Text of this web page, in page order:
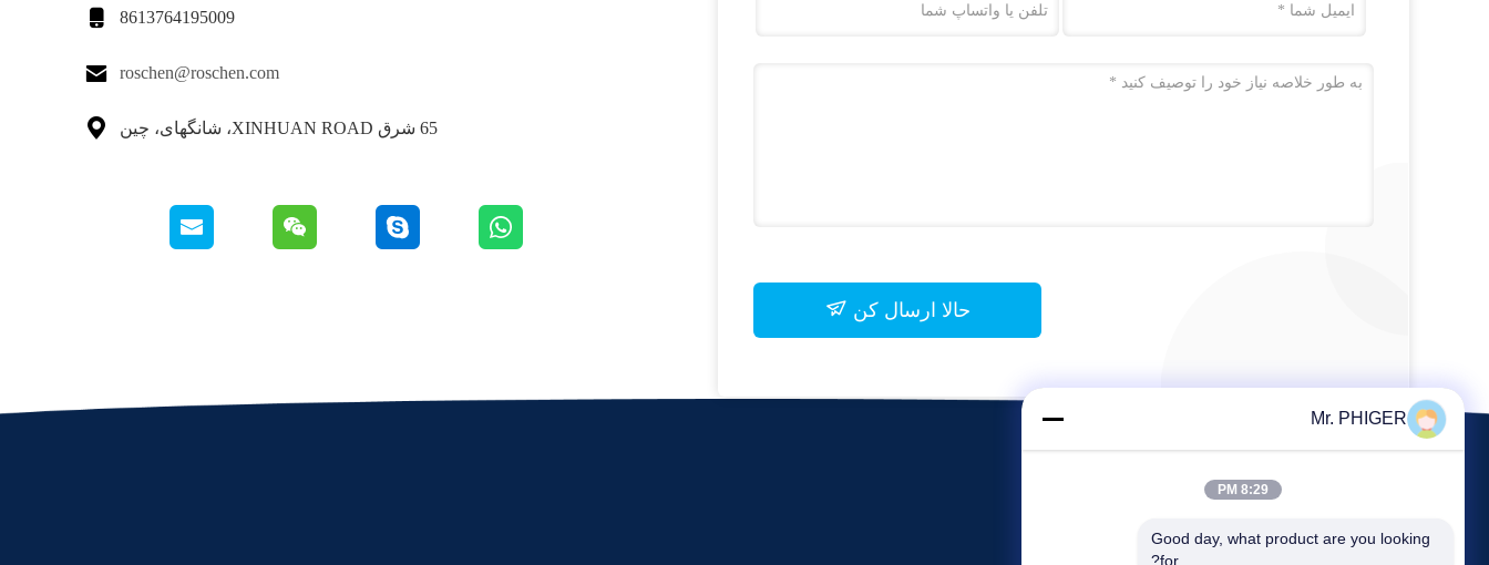
 8613764195009
 roschen@roschen.com
 65 شرق XINHUAN ROAD، شانگهای، چین
حالا ارسال کن
Mr. PHIGER
8:29 PM
Good day, what product are you looking
for?